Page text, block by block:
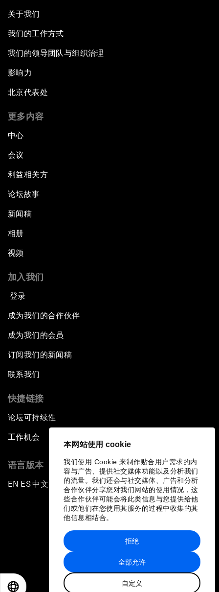
本网站使用 cookie
我们使用 Cookie 来制作贴合用户需求的内
容与广告、提供社交媒体功能以及分析我们
的流量。我们还会与社交媒体、广告和分析
合作伙伴分享您对我们网站的使用情况，这
些合作伙伴可能会将此类信息与您提供给他
们或他们在您使用其服务的过程中收集的其
他信息相结合。
全部允许
自定义
拒绝
关于我们
我们的工作方式
我们的领导团队与组织治理
影响力
北京代表处
更多内容
中心
会议
利益相关方
论坛故事
新闻稿
相册
视频
加入我们
登录
成为我们的合作伙伴
成为我们的会员
订阅我们的新闻稿
联系我们
快捷链接
论坛可持续性
工作机会
语言版本
EN ▪ES▪中文▪ 日本語
站点地图
世界经济论坛